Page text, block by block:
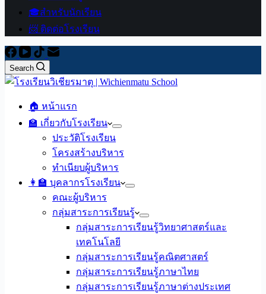
🎓สำหรับนักเรียน
📨 ติดต่อโรงเรียน
Search
🏠 หน้าแรก
🏫 เกี่ยวกับโรงเรียน
ประวัติโรงเรียน
โครงสร้างบริหาร
ทำเนียบผู้บริหาร
👩‍🏫 บุคลากรโรงเรียน
คณะผู้บริหาร
กลุ่มสาระการเรียนรู้
กลุ่มสาระการเรียนรู้วิทยาศาสตร์และ
เทคโนโลยี
กลุ่มสาระการเรียนรู้คณิตศาสตร์
กลุ่มสาระการเรียนรู้ภาษาไทย
กลุ่มสาระการเรียนรู้ภาษาต่างประเทศ